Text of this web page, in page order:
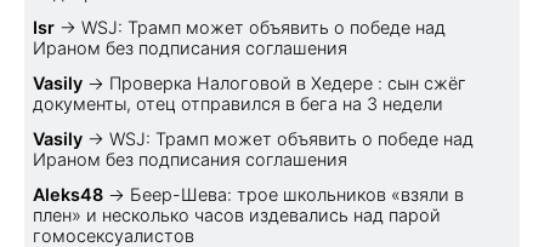
Isr → WSJ: Трамп может объявить о победе над
Ираном без подписания соглашения
Vasily → Проверка Налоговой в Хедере : сын сжёг
документы, отец отправился в бега на 3 недели
Vasily → WSJ: Трамп может объявить о победе над
Ираном без подписания соглашения
Aleks48 → Беер-Шева: трое школьников «взяли в
плен» и несколько часов издевались над парой
гомосексуалистов